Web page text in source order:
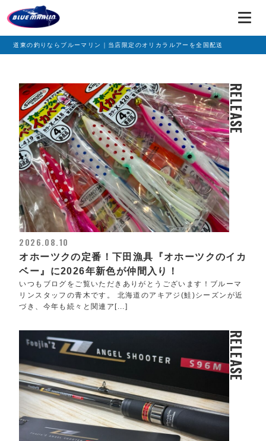
道東の釣りならブルーマリン｜当店限定のオリカラルアーを全国配送
RELEASE
2026.08.10
オホーツクの定番！下田漁具『オホーツクのイカ
ベー』に2026年新色が仲間入り！
いつもブログをご覧いただきありがとうございます！ブルーマ
リンスタッフの青木です。 北海道のアキアジ(鮭)シーズンが近
づき、今年も続々と関連ア[...]
RELEASE